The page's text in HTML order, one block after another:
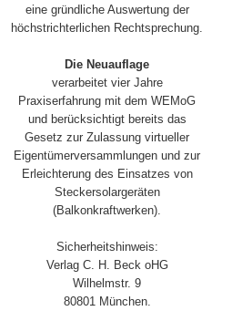
eine gründliche Auswertung der
höchstrichterlichen Rechtsprechung.
Die Neuauflage
verarbeitet vier Jahre
Praxiserfahrung mit dem WEMoG
und berücksichtigt bereits das
Gesetz zur Zulassung virtueller
Eigentümerversammlungen und zur
Erleichterung des Einsatzes von
Steckersolargeräten
(Balkonkraftwerken).
Sicherheitshinweis:
Verlag C. H. Beck oHG
Wilhelmstr. 9
80801 München.